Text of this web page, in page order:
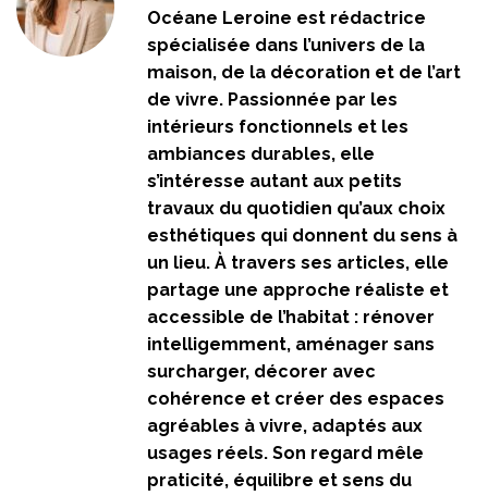
Océane Leroine est rédactrice
spécialisée dans l’univers de la
maison, de la décoration et de l’art
de vivre. Passionnée par les
intérieurs fonctionnels et les
ambiances durables, elle
s’intéresse autant aux petits
travaux du quotidien qu’aux choix
esthétiques qui donnent du sens à
un lieu. À travers ses articles, elle
partage une approche réaliste et
accessible de l’habitat : rénover
intelligemment, aménager sans
surcharger, décorer avec
cohérence et créer des espaces
agréables à vivre, adaptés aux
usages réels. Son regard mêle
praticité, équilibre et sens du